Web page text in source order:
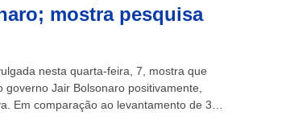
mostra pesquisa
nesta quarta-feira, 7, mostra que
Jair Bolsonaro positivamente,
Em comparação ao levantamento de 31